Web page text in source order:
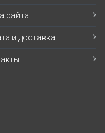
сайта
и доставка